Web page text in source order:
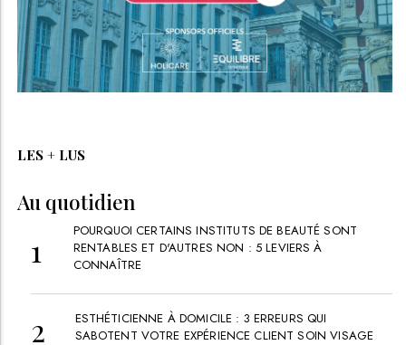
LES + LUS
Au quotidien
POURQUOI CERTAINS INSTITUTS DE BEAUTÉ SONT
RENTABLES ET D'AUTRES NON : 5 LEVIERS À
CONNAÎTRE
ESTHÉTICIENNE À DOMICILE : 3 ERREURS QUI
SABOTENT VOTRE EXPÉRIENCE CLIENT SOIN VISAGE